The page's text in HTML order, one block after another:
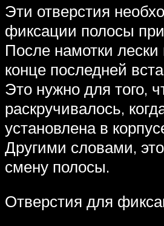
Эти отверстия
фиксации полосы
После намотки лески
конце последней
Это нужно для того,
раскручивалось,
установлена ​​в
Другими словами,
смену полосы.
Отверстия для